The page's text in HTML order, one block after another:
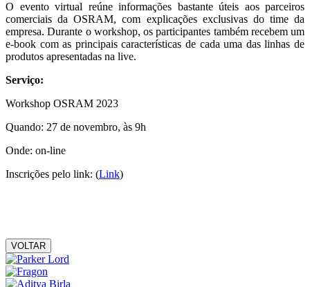
O evento virtual reúne informações bastante úteis aos parceiros
comerciais da OSRAM, com explicações exclusivas do time da
empresa. Durante o workshop, os participantes também recebem um
e-book com as principais características de cada uma das linhas de
produtos apresentadas na live.
Serviço:
Workshop OSRAM 2023
Quando: 27 de novembro, às 9h
Onde: on-line
Inscrições pelo link: (Link)
VOLTAR